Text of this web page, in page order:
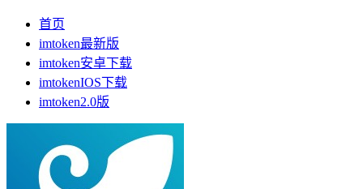
首页
imtoken最新版
imtoken安卓下载
imtokenIOS下载
imtoken2.0版